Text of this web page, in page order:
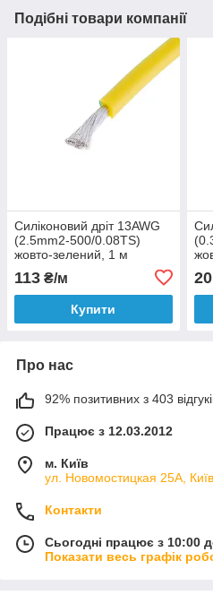
Подібні товари компанії
Силіконовий дріт 13AWG
(2.5mm2-500/0.08TS)
жовто-зелений, 1 м
113 ₴/м
Купити
20
Про нас
92% позитивних з 403
Працює з 12.03.2012
м. Київ
ул. Новомостицкая 25А,
Контакти
Сьогодні працює з 10:00
Показати весь графік